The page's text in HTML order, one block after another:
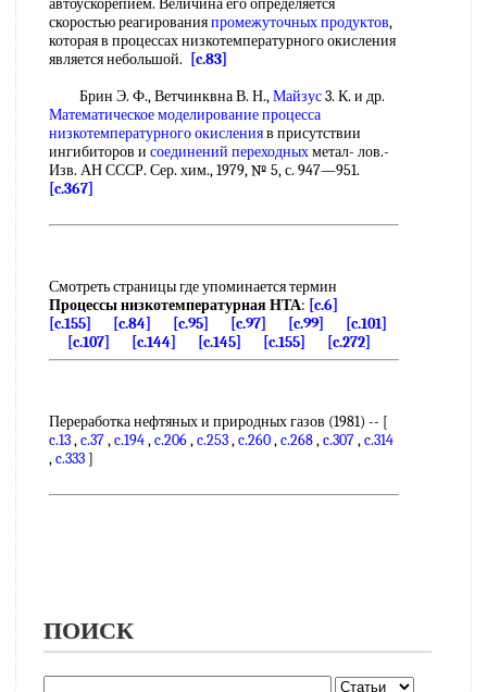
автоускорепием. Величина его определяется
скоростью реагированияпромежуточных продуктов,
которая в процессах низкотемпературного окисления
является небольшой.
[c.83]
Брин Э. Ф., Ветчинквна В. Н.,Майзус3. К. и др.
Математическое моделирование процесса
низкотемпературного окисленияв присутствии
ингибиторов и соединений переходныхметал- лов.-
Изв. АН СССР. Сер. хим., 1979, № 5, с. 947—951.
[c.367]
Смотреть страницы где упоминается термин
Процессы низкотемпературная НТА: [c.6]
[c.155]
[c.84] [c.95] [c.97] [c.99]
[c.101]
[c.107]
[c.144] [c.145] [c.155] [c.272]
Переработка нефтяных и природных газов (1981) -- [
c.13,c.37,c.194,c.206,c.253,c.260,c.268,c.307,c.314
,c.333]
ПОИСК